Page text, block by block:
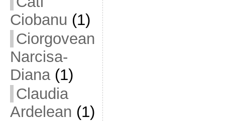
Ciobanu (1)
Ciorgovean
Narcisa-
Diana(1)
Claudia
Ardelean (1)